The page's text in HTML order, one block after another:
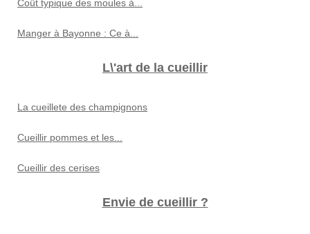
Coût typique des moules à...
Manger à Bayonne : Ce à...
L\'art de la cueillir
La cueillete des champignons
Cueillir pommes et les...
Cueillir des cerises
Envie de cueillir ?